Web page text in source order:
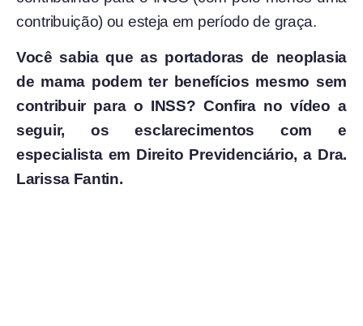
contribuição) ou esteja em período de graça.
Você sabia que as portadoras de neoplasia
de mama podem ter benefícios mesmo sem
contribuir para o INSS? Confira no vídeo a
seguir, os esclarecimentos com e
especialista em Direito Previdenciário, a Dra.
Larissa Fantin.